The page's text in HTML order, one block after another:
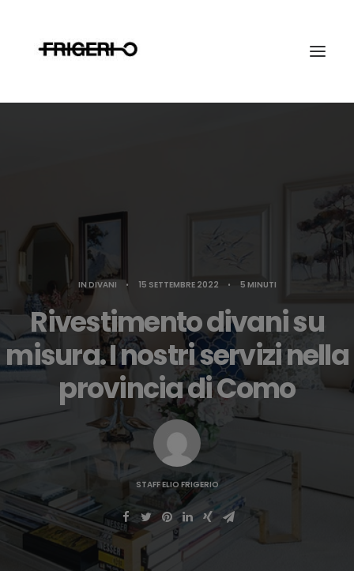
INDIVANI • 15 SETTEMBRE 2022 • 5 MINUTI
Rivestimento divani su
misura. I nostri servizi nella
provincia di Como
STAFF ELIO FRIGERIO